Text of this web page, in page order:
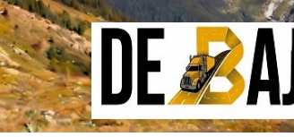
Saltar
al
contenido